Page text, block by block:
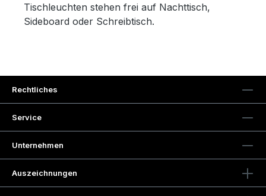
Tischleuchten stehen frei auf Nachttisch,
Sideboard oder Schreibtisch.
Rechtliches
Service
Unternehmen
Auszeichnungen